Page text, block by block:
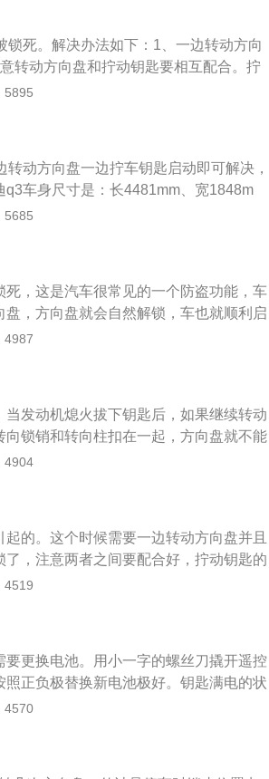
。3、仪表盘直接显示，有些车型的仪
时更换即可。
死。解决办法如下：1、一边转动方向
转动方向盘和拧动钥匙要相互配合。拧
力，否则有可能会把钥匙拧断。方向盘
在被盗风险，所以系统就会锁死方向
5895
动方向盘一边拧车钥匙启动即可解决，
车身尺寸是：长4481mm、宽1848m
容积为60l。奥迪q3搭载了1.4l涡轮增压
了麦弗逊式独立悬架，后悬架使用了扭
5685
，这是汽车很常见的一个防盗功能，车
，方向盘就会自然解锁，车也就顺利启
车钥匙均使用芯片，为磁性芯片系统。
坚固的车架以及强化的悬架系统，崎岖
4987
发动机熄火拔下钥匙后，如果继续转动
锁销和转向柱扣在一起，方向盘就不能
决方法是在拧汽车钥匙的同时轻微转动
识的增强，现在的汽车都增设有方向盘
一下方向盘，即处于方向盘锁死状态，
4904
的。这个时候需要一边转动方向盘并且
，注意两者之间要配合好，拧动钥匙的
发生折断。方向盘锁死属于一种正常的
在被盗的可能，从而自动起到防盗功
紧凑型SUV，该车型带有三种动力组成，
配的是7挡双离合变速箱，最大功率是11
功率版的2.0T直列4缸涡轮增压发动机，
162千瓦，最大扭矩是350牛·米。一种是
4519
更换电池。用小一字的螺丝刀撬开遥控
正负极替换新电池极好。钥匙满电的状
司的一款小型汽车品牌，创建于1959
过低的时候，会有四种表现。第一是汽
就能够控制车门，而现在却得靠近车门
4570